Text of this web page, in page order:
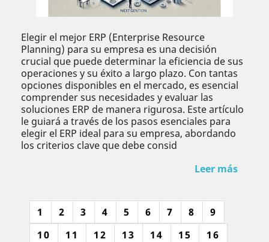
Elegir el mejor ERP (Enterprise Resource
Planning) para su empresa es una decisión
crucial que puede determinar la eficiencia de sus
operaciones y su éxito a largo plazo. Con tantas
opciones disponibles en el mercado, es esencial
comprender sus necesidades y evaluar las
soluciones ERP de manera rigurosa. Este artículo
le guiará a través de los pasos esenciales para
elegir el ERP ideal para su empresa, abordando
los criterios clave que debe consid
Leer más
1 2 3 4 5 6 7 8
9
10
11 12 13 14 15
16